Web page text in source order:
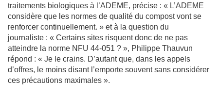
traitements biologiques à l’ADEME, précise : « L’ADEME
considère que les normes de qualité du compost vont se
renforcer continuellement. » et à la question du
journaliste : « Certains sites risquent donc de ne pas
atteindre la norme NFU 44-051 ? », Philippe Thauvun
répond : « Je le crains. D’autant que, dans les appels
d’offres, le moins disant l’emporte souvent sans considérer
ces précautions maximales ».